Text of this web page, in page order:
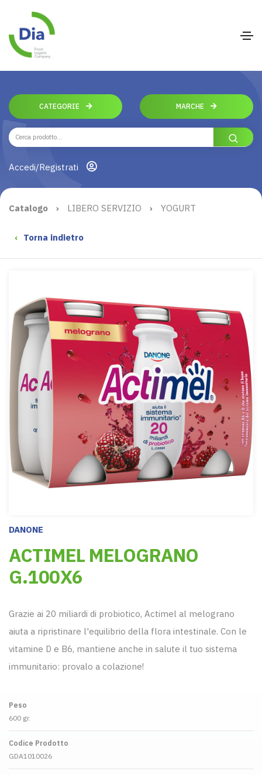
CATEGORIE MARCHE
Accedi/Registrati
Catalogo › LIBERO SERVIZIO › YOGURT
‹ Torna indietro
DANONE
ACTIMEL MELOGRANO
G.100X6
Grazie ai 20 miliardi di probiotico, Actimel al melograno
aiuta a ripristinare l'equilibrio della flora intestinale. Con le
vitamine D e B6, mantiene anche in salute il tuo sistema
immunitario: provalo a colazione!
Peso
600 gr.
Codice Prodotto
GDA1010026